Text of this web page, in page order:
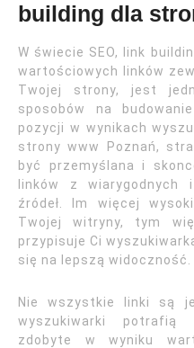
building dla
W świecie SEO, link
wartościowych linków
Twojej strony, jest
sposobów na
pozycji w wynikach
strony www Poznań,
być przemyślana i
linków z wiarygodnych
źródeł. Im więcej
Twojej witryny, tym
przypisuje Ci
się na lepszą widoczność.
Nie wszystkie linki są
wyszukiwarki potrafią
zdobyte w wyniku